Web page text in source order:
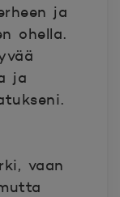
ja
ohella.
ja
vaan